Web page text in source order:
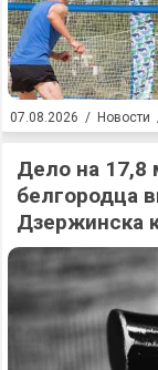
07.08.2026 / Новости
Дело на 17,8
белгородца
Дзержинска